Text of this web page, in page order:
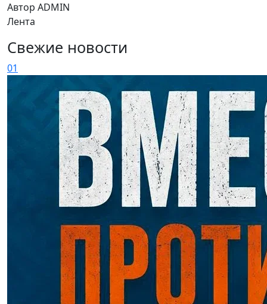
Автор ADMIN
Лента
Свежие новости
01